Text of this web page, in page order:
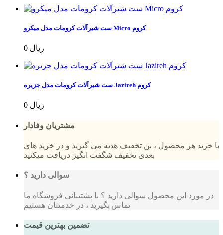
ست شیرآلات کرومات مدل میکرو Micro کروم
0 ریال
ست شیرآلات کرومات مدل جزیره Jazireh کروم
0 ریال
مشتریان وفادار
با خرید هر محصول ، بن تخفیف هدیه می گیرید و در خرید های
بعدی تخفیف شگفت انگیز دریافت میکنید
سوالی دارید ؟
در مورد این محصول سوالی دارید ؟ با پشتیبانی فروشگاه ما
تماس بگیرید ، در خدمتتان هستیم
تضمین بهترین قیمت